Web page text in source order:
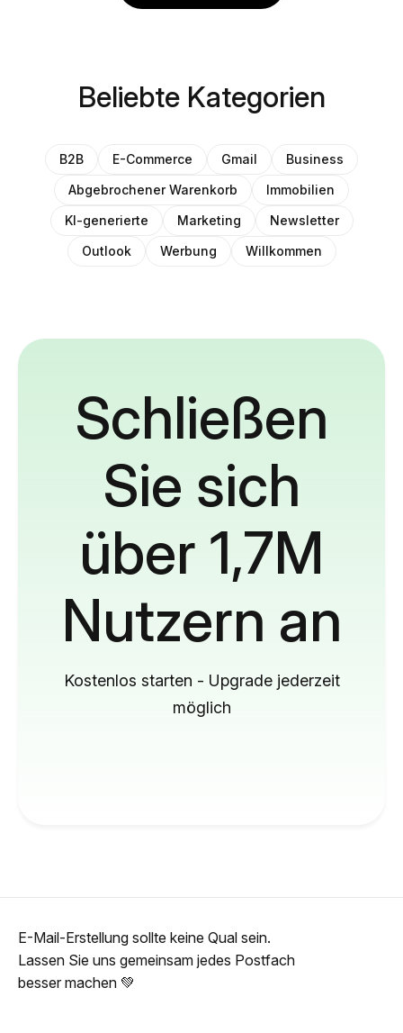
Beliebte Kategorien
B2B E-Commerce Gmail
Business
Abgebrochener Warenkorb
Immobilien
KI-generierte
Marketing
Newsletter
Outlook
Werbung Willkommen
Schließen
Sie sich
über 1,7M
Nutzern an
Kostenlos starten - Upgrade jederzeit
möglich
E-Mail-Erstellung sollte keine Qual sein.
Lassen Sie uns gemeinsam jedes Postfach
besser machen 💚